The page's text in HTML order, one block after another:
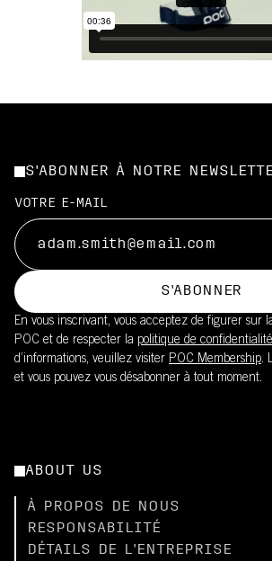
S'ABONNER À NOTRE
VOTRE E-MAIL
S'ABONNER
En vous inscrivant, vous acceptez de figurer sur
POC et de respecter la politique de confidentialité
d’informations, veuillez visiter POC Membership.
et vous pouvez vous désabonner à tout moment.
ABOUT US
À PROPOS DE NOUS
RESPONSABILITÉ
DÉTAILS DE L'ENTREPRISE